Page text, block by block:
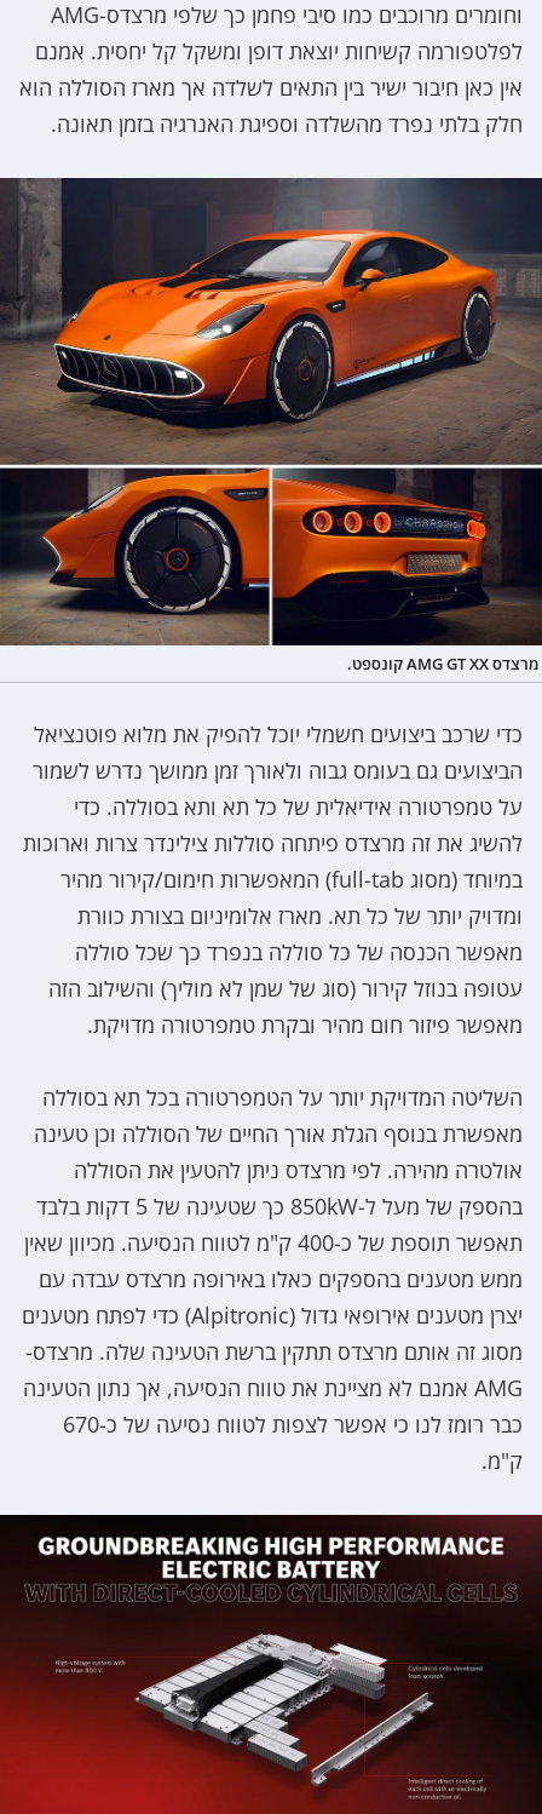
וחומרים מרוכבים כמו סיבי פחמן כך שלפי מרצדס-AMG
לפלטפורמה קשיחות יוצאת דופן ומשקל קל יחסית. אמנם
אין כאן חיבור ישיר בין התאים לשלדה אך מארז הסוללה הוא
חלק בלתי נפרד מהשלדה וספיגת האנרגיה בזמן תאונה.
מרצדס AMG GT XX קונספט.
כדי שרכב ביצועים חשמלי יוכל להפיק את מלוא פוטנציאל
הביצועים גם בעומס גבוה ולאורך זמן ממושך נדרש לשמור
על טמפרטורה אידיאלית של כל תא ותא בסוללה. כדי
להשיג את זה מרצדס פיתחה סוללות צילינדר צרות וארוכות
במיוחד (מסוג full-tab) המאפשרות חימום/קירור מהיר
ומדויק יותר של כל תא. מארז אלומיניום בצורת כוורת
מאפשר הכנסה של כל סוללה בנפרד כך שכל סוללה
עטופה בנוזל קירור (סוג של שמן לא מוליך) והשילוב הזה
מאפשר פיזור חום מהיר ובקרת טמפרטורה מדויקת.
השליטה המדויקת יותר על הטמפרטורה בכל תא בסוללה
מאפשרת בנוסף הגלת אורך החיים של הסוללה וכן טעינה
אולטרה מהירה. לפי מרצדס ניתן להטעין את הסוללה
בהספק של מעל ל-850kW כך שטעינה של 5 דקות בלבד
תאפשר תוספת של כ-400 ק"מ לטווח הנסיעה. מכיוון שאין
ממש מטענים בהספקים כאלו באירופה מרצדס עבדה עם
יצרן מטענים אירופאי גדול (Alpitronic) כדי לפתח מטענים
מסוג זה אותם מרצדס תתקין ברשת הטעינה שלה. מרצדס-
AMG אמנם לא מציינת את טווח הנסיעה, אך נתון הטעינה
כבר רומז לנו כי אפשר לצפות לטווח נסיעה של כ-670
ק"מ.